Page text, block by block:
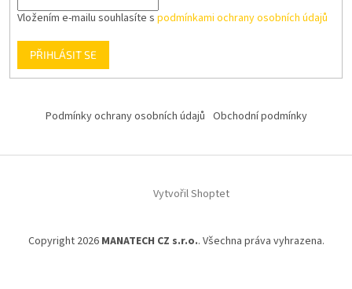
Vložením e-mailu souhlasíte s podmínkami ochrany osobních údajů
PŘIHLÁSIT SE
Podmínky ochrany osobních údajů Obchodní podmínky
Vytvořil Shoptet
Copyright 2026 MANATECH CZ s.r.o.. Všechna práva vyhrazena.